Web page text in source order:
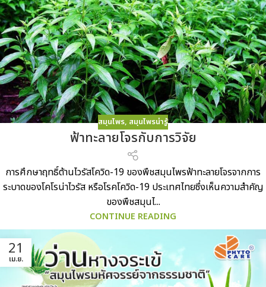
สมุนไพร, สมุนไพรน่ารู้
ฟ้าทะลายโจรกับการวิจัย
การศึกษาฤทธิ์ต้านไวรัสโควิด-19 ของพืชสมุนไพรฟ้าทะลายโจรจากการ
ระบาดของโคโรน่าไวรัส หรือโรคโควิด-19 ประเทศไทยซึ่งเห็นความสำคัญ
ของพืชสมุนไ...
CONTINUE READING
21
เม.ย.